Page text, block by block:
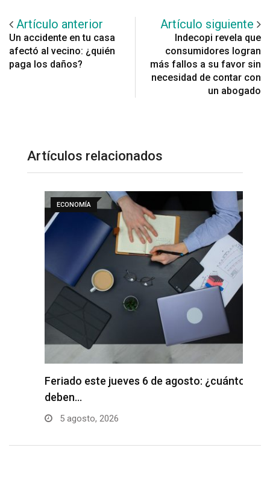
Artículo anterior
Un accidente en tu casa
afectó al vecino: ¿quién
paga los daños?
Artículo siguiente
Indecopi revela que
consumidores logran
más fallos a su favor sin
necesidad de contar con
un abogado
Artículos relacionados
ECONOMÍA
Feriado este jueves 6 de agosto: ¿cuánto
deben…
5 agosto, 2026